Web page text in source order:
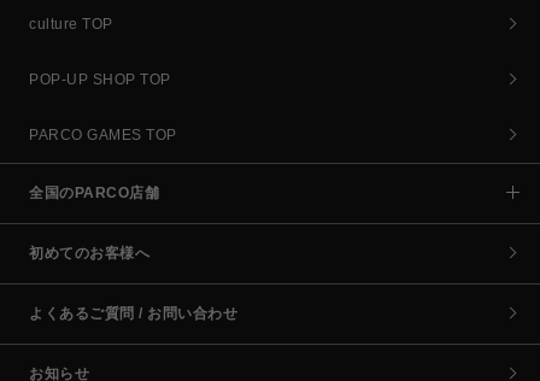
culture TOP
POP-UP SHOP TOP
PARCO GAMES TOP
全国のPARCO店舗
初めてのお客様へ
よくあるご質問 / お問い合わせ
お知らせ